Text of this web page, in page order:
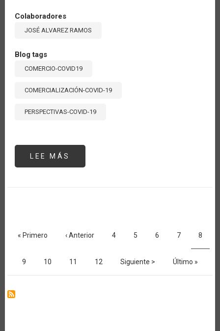
Colaboradores
JOSÉ ALVAREZ RAMOS
Blog tags
COMERCIO-COVID19
COMERCIALIZACIÓN-COVID-19
PERSPECTIVAS-COVID-19
LEE MÁS
INTERNACIONAL
Primera
« Primero
Página
‹ Anterior Página
4 Página
5 Página
6 Página
7
Página
8
Página
9 Página
10 Página
11 Página
12
Siguiente
Siguiente >
Última
Último »